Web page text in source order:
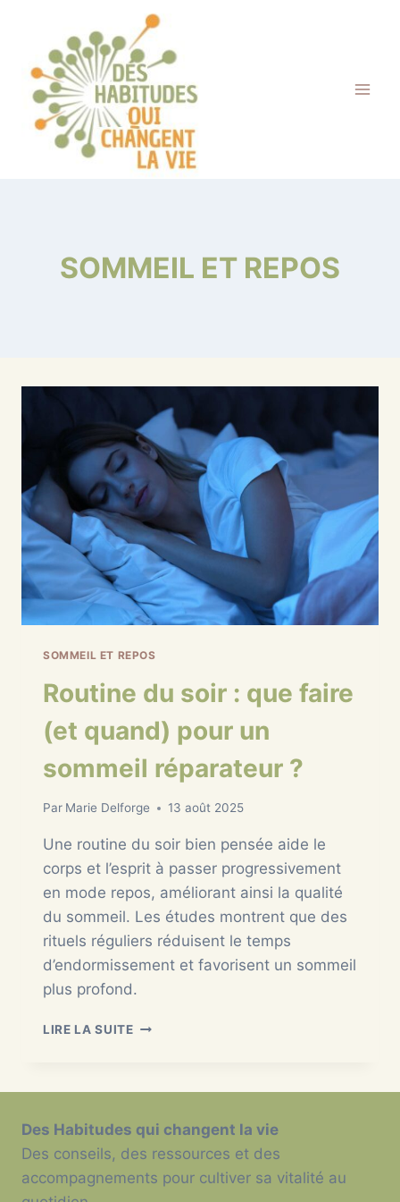
contenu
SOMMEIL ET REPOS
SOMMEIL ET REPOS
Routine du soir : que faire
(et quand) pour un
sommeil réparateur ?
Par Marie Delforge 13 août 2025
Une routine du soir bien pensée aide le
corps et l’esprit à passer progressivement
en mode repos, améliorant ainsi la qualité
du sommeil. Les études montrent que des
rituels réguliers réduisent le temps
d’endormissement et favorisent un sommeil
plus profond.
LIRE LA SUITEROUTINE
(ET
QUAND)
POUR
Des Habitudes qui changent la vie
Des conseils, des ressources et des
accompagnements pour cultiver sa vitalité au